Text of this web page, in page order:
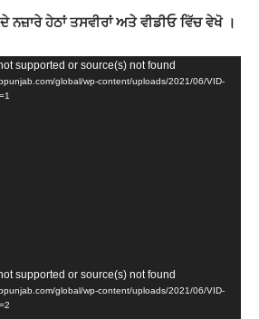
ਨਜ਼ਾਰੇ ਹੇਠਾਂ ਤਸਵੀਰਾਂ ਅਤੇ ਵੀਡੀਓ ਵਿੱਚ ਵੇਖੋ ।
supported or source(s) not found
global/wp-content/uploads/2021/06/VID-
supported or source(s) not found
global/wp-content/uploads/2021/06/VID-